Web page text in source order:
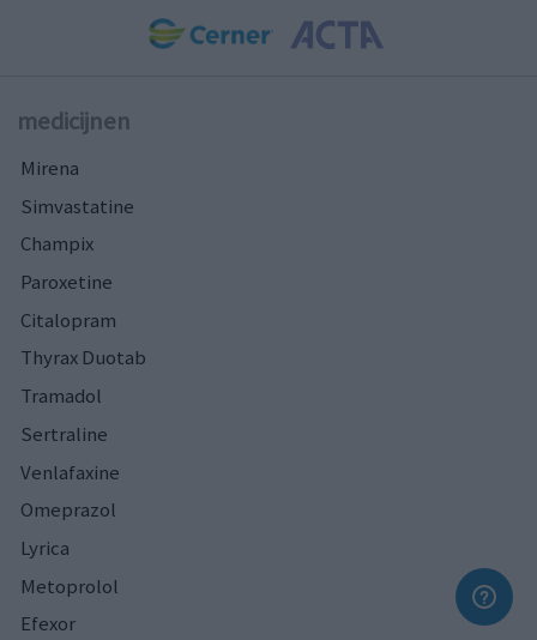
medicijnen
Mirena
Simvastatine
Champix
Paroxetine
Citalopram
Thyrax Duotab
Tramadol
Sertraline
Venlafaxine
Omeprazol
Lyrica
Metoprolol
Efexor